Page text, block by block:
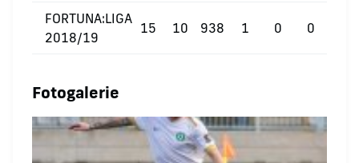
FORTUNA:LIGA
2018/19
15 10 938 1 0 0
Fotogalerie